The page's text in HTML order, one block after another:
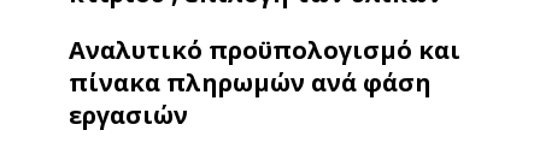
Αναλυτικό προϋπολογισμό και
πίνακα πληρωμών ανά φάση
εργασιών